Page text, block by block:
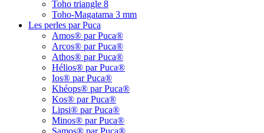
Toho triangle 8
Toho-Magatama 3 mm
Les perles par Puca
Amos® par Puca®
Arcos® par Puca®
Athos® par Puca®
Hélios® par Puca®
Ios® par Puca®
Khéops® par Puca®
Kos® par Puca®
Lipsi® par Puca®
Minos® par Puca®